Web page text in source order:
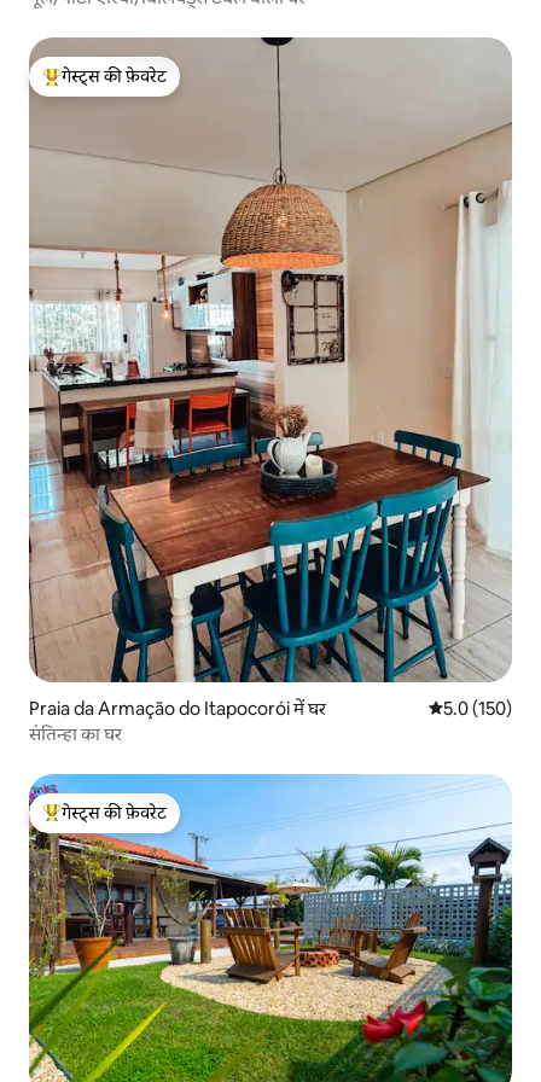
गेस्ट्स का टॉप फ़ेवरेट
गेस्ट्स की फ़ेवरेट
Praia da Armação do Itapocorói में घर औसत रेटिंग 5 में
5.0 (150)
संतिन्हा का घर
गेस्ट्स का टॉप फ़ेवरेट
गेस्ट्स की फ़ेवरेट